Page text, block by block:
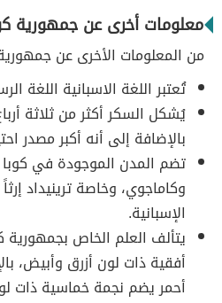
معلومات أخرى عن جمهورية
من المعلومات الأخرى عن
تُعتبر اللغة الاسبانية اللغة
يُشكل السكر أكثر من ثلاثة
بالإضافة إلى أنه أكبر مصدر
تضم المدن الموجودة في كوبا
وكاماجوي، وخاصة ترينيداد
الإسبانية.
يتألف العلم الخاص
أفقية ذات لون أزرق وأبيض،
أحمر يضم نجمة خماسية ذات